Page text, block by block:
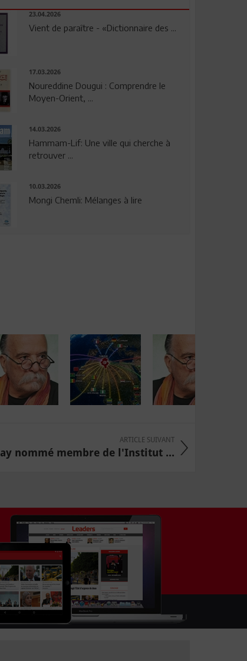
23.04.2026
Vient de paraître - «Dictionnaire des ...
17.03.2026
Noureddine Dougui : Comprendre le
Moyen-Orient, ...
14.03.2026
Hammam-Lif: Une ville qui cherche à
retrouver ...
10.03.2026
Mongi Chemli: Mélanges à lire
ARTICLE SUIVANT
nommé membre de l'Institut ...